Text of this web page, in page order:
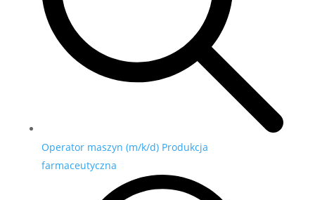
Operator maszyn (m/k/d) Produkcja
farmaceutyczna